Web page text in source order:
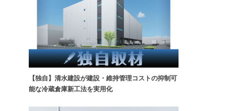
【独自】清水建設が建設・維持管理コストの抑制可
能な冷蔵倉庫新工法を実用化